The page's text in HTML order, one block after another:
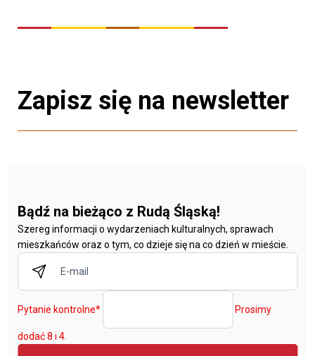
Zapisz się na newsletter
Bądź na bieżąco z Rudą Śląską!
Szereg informacji o wydarzeniach kulturalnych, sprawach
mieszkańców oraz o tym, co dzieje się na co dzień w mieście.
Pytanie kontrolne* Prosimy
dodać 8 i 4.